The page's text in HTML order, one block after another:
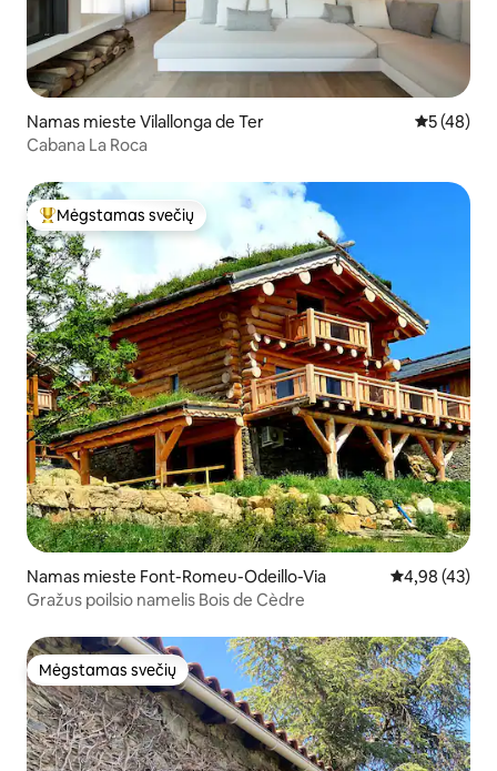
Namas mieste Vilallonga de Ter Vidutinis
5 (48)
Cabana La Roca
Svečių mėgstamiausias
Mėgstamas svečių
Namas mieste Font-Romeu-Odeillo-Via Vidutinis
4,98 (43)
Gražus poilsio namelis Bois de Cèdre
Mėgstamas svečių
Mėgstamas svečių